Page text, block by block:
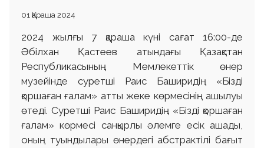
01 Қараша 2024
2024 жылғы 7 қараша күні сағат 16:00-де
Әбілхан Қастеев атындағы Қазақстан
Республикасының Мемлекеттік өнер
музейінде суретші Раис Баширидің «Бізді
қоршаған ғалам» атты жеке көрмесінің ашылуы
өтеді. Суретші Раис Баширидің «Бізді қоршаған
ғалам» көрмесі санқырлы әлемге есік ашады,
оның туындылары өнердегі абстрактілі бағыт